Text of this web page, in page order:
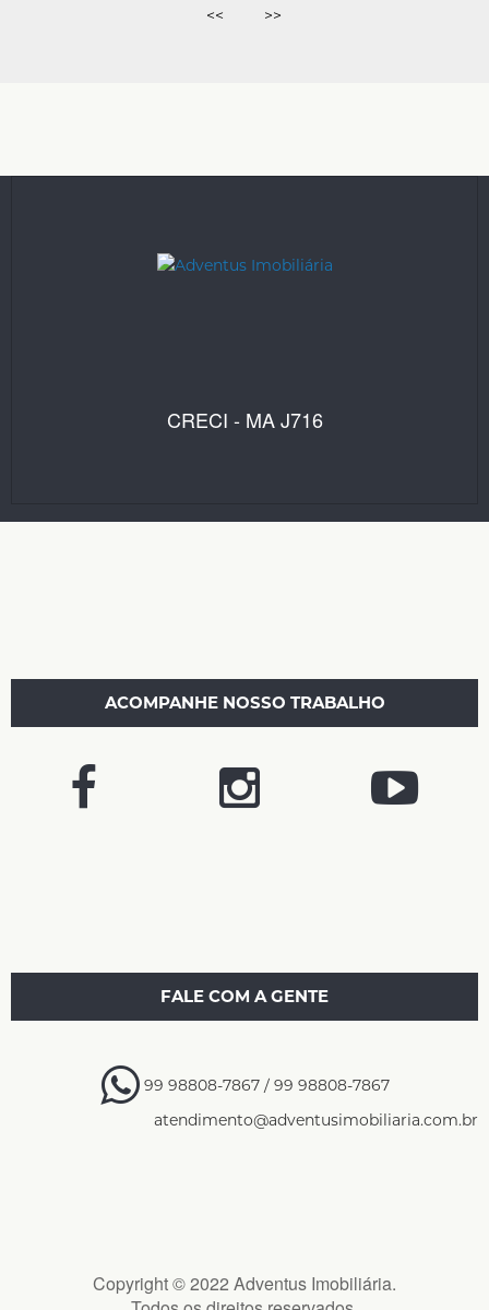
<< >>
CRECI - MA J716
ACOMPANHE NOSSO TRABALHO
FALE COM A GENTE
99 98808-7867 / 99 98808-7867
atendimento@adventusimobiliaria.com.br
Copyright © 2022 Adventus Imobiliária.